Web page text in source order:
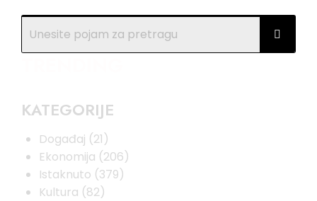
KATEGORIJE
Događaj (21)
Ekonomija (206)
Istaknuto (379)
Kultura (82)